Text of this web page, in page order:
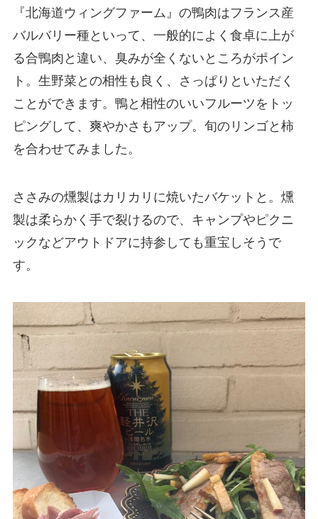
『北海道ウィングファーム』の鴨肉はフランス産
バルバリー種といって、一般的によく食卓に上が
る合鴨肉と違い、臭みが全くないところがポイン
ト。生野菜との相性も良く、さっぱりといただく
ことができます。鴨と相性のいいフルーツをトッ
ピングして、爽やかさもアップ。旬のリンゴと柿
を合わせてみました。
ささみの燻製はカリカリに焼いたバケットと。燻
製は柔らかく手で裂けるので、キャンプやピクニ
ックなどアウトドアに持参しても重宝しそうで
す。